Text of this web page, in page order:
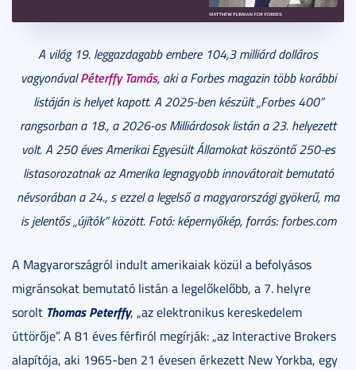
A világ 19. leggazdagabb embere 104,3 milliárd dolláros
vagyonával Péterffy Tamás, aki a Forbes magazin több korábbi
listáján is helyet kapott. A 2025-ben készült „Forbes 400”
rangsorban a 18., a 2026-os Milliárdosok listán a 23. helyezett
volt. A 250 éves Amerikai Egyesült Államokat köszöntő 250-es
listasorozatnak az Amerika legnagyobb innovátorait bemutató
névsorában a 24., s ezzel a legelső a magyarországi gyökerű, ma
is jelentős „újítók” között. Fotó: képernyőkép, forrás: forbes.com
A Magyarországról indult amerikaiak közül a befolyásos
migránsokat bemutató listán a legelőkelőbb, a 7. helyre
sorolt Thomas Peterffy, „az elektronikus kereskedelem
úttörője”. A 81 éves férfiról megírják: „az Interactive Brokers
alapítója, aki 1965-ben 21 évesen érkezett New Yorkba, egy